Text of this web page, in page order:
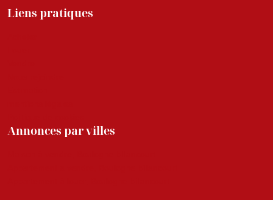
Liens pratiques
Annonces par villes